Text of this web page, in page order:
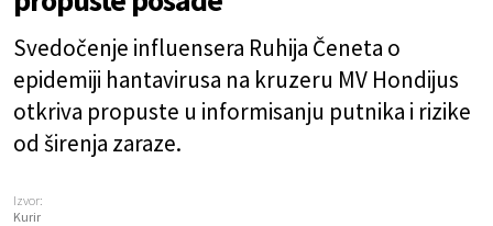
Svedočenje influensera Ruhija Čeneta o
epidemiji hantavirusa na kruzeru MV Hondijus
otkriva propuste u informisanju putnika i rizike
od širenja zaraze.
Izvor:
Kurir